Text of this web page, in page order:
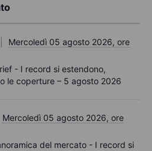
Mercoledì 05 agosto 2026, ore
- I record si estendono,
le coperture – 5 agosto 2026
Mercoledì 05 agosto 2026, ore
del mercato - I record si